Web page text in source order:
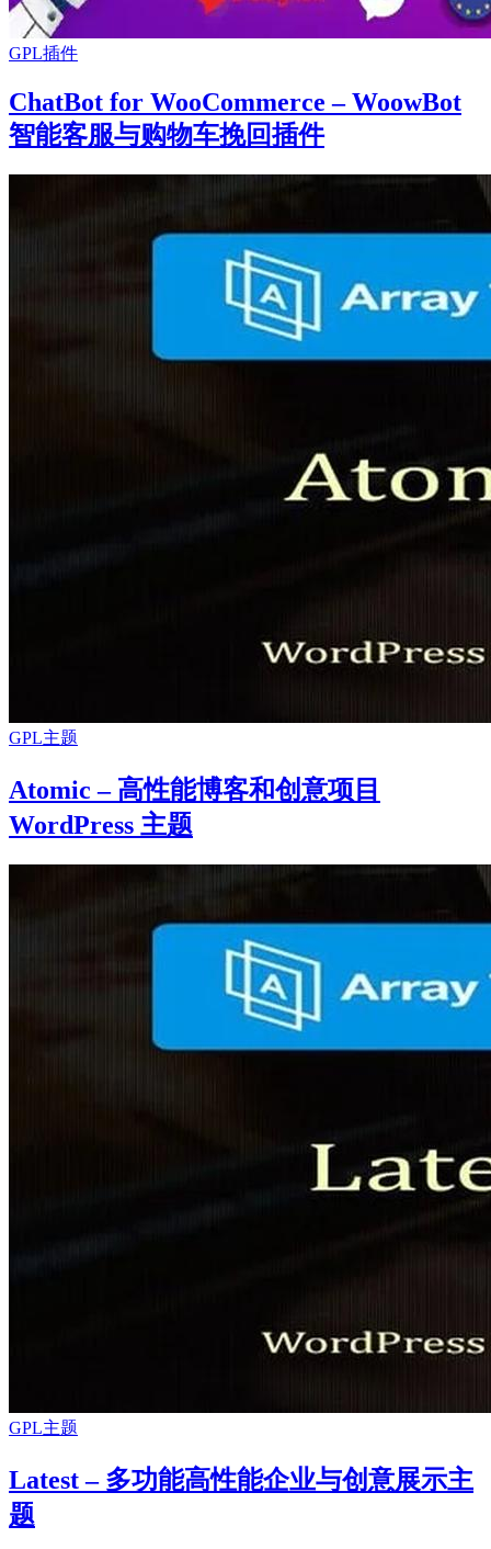
GPL插件
ChatBot for WooCommerce – WoowBot
智能客服与购物车挽回插件
GPL主题
Atomic – 高性能博客和创意项目
WordPress 主题
GPL主题
Latest – 多功能高性能企业与创意展示主
题